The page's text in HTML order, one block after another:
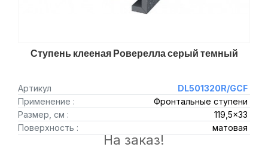
Ступень клееная Роверелла серый темный
Артикул
DL501320R/GCF
Применение :
Фронтальные ступени
Размер, см :
119,5x33
Поверхность :
матовая
На заказ!